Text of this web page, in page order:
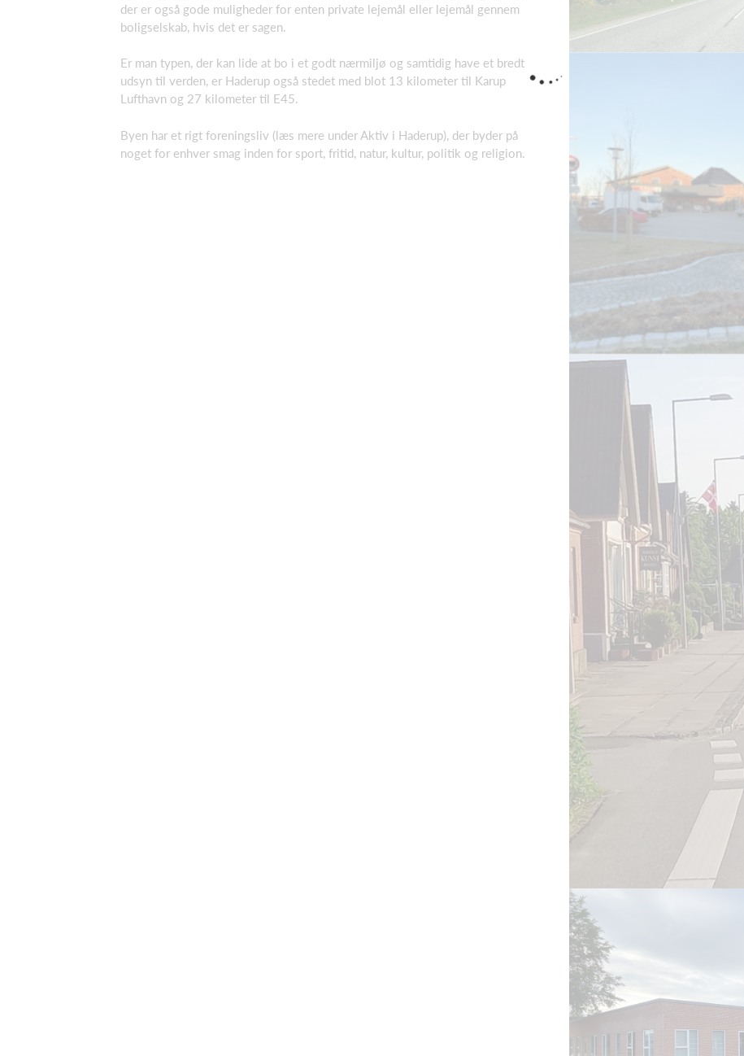
der er også gode muligheder for enten private lejemål eller lejemål gennem
boligselskab, hvis det er sagen.
Er man typen, der kan lide at bo i et godt nærmiljø og samtidig have et bredt
udsyn til verden, er Haderup også stedet med blot 13 kilometer til Karup
Lufthavn og 27 kilometer til E45.
Byen har et rigt foreningsliv (læs mere under Aktiv i Haderup), der byder på
noget for enhver smag inden for sport, fritid, natur, kultur, politik og religion.